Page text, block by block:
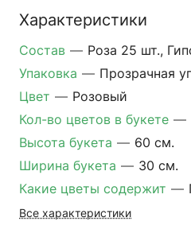
Характеристики
Состав — Роза 25 шт.,
Упаковка — Прозрачная
Цвет — Розовый
Кол-во цветов в букете —
Высота букета — 60 см.
Ширина букета — 30 см.
Какие цветы содержит —
Все характеристики